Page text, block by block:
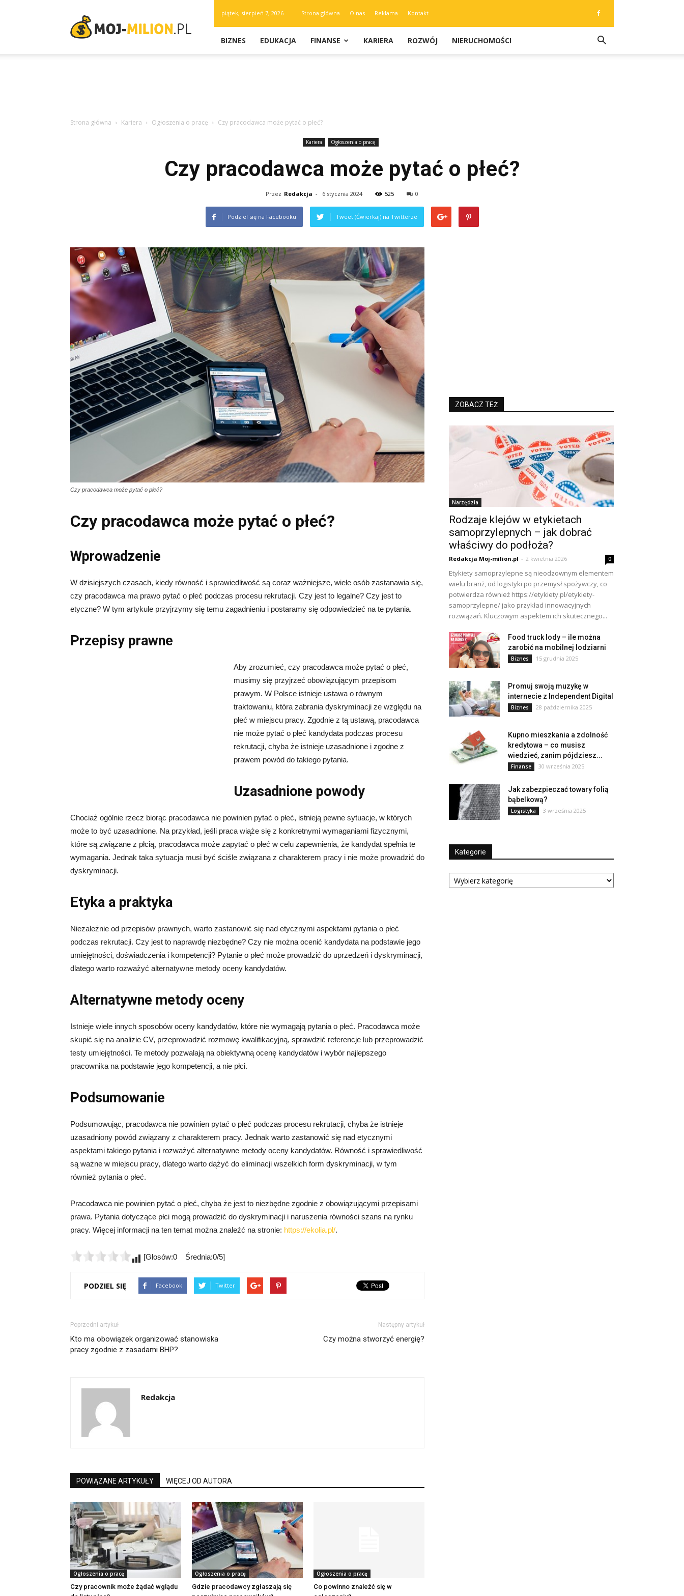
milion.pl
piątek, sierpień 7, 2026 Strona główna O nas Reklama Kontakt
BIZNES EDUKACJA FINANSE KARIERA ROZWÓJ NIERUCHOMOŚCI
Strona główna Kariera Ogłoszenia o pracę Czy pracodawca może pytać o płeć?
Kariera Ogłoszenia o pracę
Czy pracodawca może pytać o płeć?
Przez Redakcja - 6 stycznia 2024 525 0
Podziel się na Facebooku Tweet (Ćwierkaj) na Twitterze
Czy pracodawca może pytać o płeć?
Czy pracodawca może pytać o płeć?
Wprowadzenie
W dzisiejszych czasach, kiedy równość i sprawiedliwość są coraz ważniejsze, wiele osób zastanawia się,
czy pracodawca ma prawo pytać o płeć podczas procesu rekrutacji. Czy jest to legalne? Czy jest to
etyczne? W tym artykule przyjrzymy się temu zagadnieniu i postaramy się odpowiedzieć na te pytania.
Przepisy prawne
Aby zrozumieć, czy pracodawca może pytać o płeć,
musimy się przyjrzeć obowiązującym przepisom
prawym. W Polsce istnieje ustawa o równym
traktowaniu, która zabrania dyskryminacji ze względu na
płeć w miejscu pracy. Zgodnie z tą ustawą, pracodawca
nie może pytać o płeć kandydata podczas procesu
rekrutacji, chyba że istnieje uzasadnione i zgodne z
prawem powód do takiego pytania.
Uzasadnione powody
Chociaż ogólnie rzecz biorąc pracodawca nie powinien pytać o płeć, istnieją pewne sytuacje, w których
może to być uzasadnione. Na przykład, jeśli praca wiąże się z konkretnymi wymaganiami fizycznymi,
które są związane z płcią, pracodawca może zapytać o płeć w celu zapewnienia, że kandydat spełnia te
wymagania. Jednak taka sytuacja musi być ściśle związana z charakterem pracy i nie może prowadzić do
dyskryminacji.
Etyka a praktyka
Niezależnie od przepisów prawnych, warto zastanowić się nad etycznymi aspektami pytania o płeć
podczas rekrutacji. Czy jest to naprawdę niezbędne? Czy nie można ocenić kandydata na podstawie jego
umiejętności, doświadczenia i kompetencji? Pytanie o płeć może prowadzić do uprzedzeń i dyskryminacji,
dlatego warto rozważyć alternatywne metody oceny kandydatów.
Alternatywne metody oceny
Istnieje wiele innych sposobów oceny kandydatów, które nie wymagają pytania o płeć. Pracodawca może
skupić się na analizie CV, przeprowadzić rozmowę kwalifikacyjną, sprawdzić referencje lub przeprowadzić
testy umiejętności. Te metody pozwalają na obiektywną ocenę kandydatów i wybór najlepszego
pracownika na podstawie jego kompetencji, a nie płci.
Podsumowanie
Podsumowując, pracodawca nie powinien pytać o płeć podczas procesu rekrutacji, chyba że istnieje
uzasadniony powód związany z charakterem pracy. Jednak warto zastanowić się nad etycznymi
aspektami takiego pytania i rozważyć alternatywne metody oceny kandydatów. Równość i sprawiedliwość
są ważne w miejscu pracy, dlatego warto dążyć do eliminacji wszelkich form dyskryminacji, w tym
również pytania o płeć.
Pracodawca nie powinien pytać o płeć, chyba że jest to niezbędne zgodnie z obowiązującymi przepisami
prawa. Pytania dotyczące płci mogą prowadzić do dyskryminacji i naruszenia równości szans na rynku
pracy. Więcej informacji na ten temat można znaleźć na stronie: https://ekolia.pl/.
[Głosów:0 Średnia:0/5]
PODZIEL SIĘ Facebook Twitter
Poprzedni artykuł
Kto ma obowiązek organizować stanowiska
pracy zgodnie z zasadami BHP?
Następny artykuł
Czy można stworzyć energię?
Redakcja
POWIĄZANE ARTYKUŁY WIĘCEJ OD AUTORA
Ogłoszenia o pracę
Czy pracownik może żądać wglądu
Ogłoszenia o pracę
Gdzie pracodawcy zgłaszają się
Ogłoszenia o pracę
Co powinno znaleźć się w
ZOBACZ TEŻ
Narzędzia
Rodzaje klejów w etykietach
samoprzylepnych – jak dobrać
właściwy do podłoża?
Redakcja Moj-milion.pl - 2 kwietnia 2026 0
Etykiety samoprzylepne są nieodzownym elementem
wielu branż, od logistyki po przemysł spożywczy, co
potwierdza również https://etykiety.pl/etykiety-
samoprzylepne/ jako przykład innowacyjnych
rozwiązań. Kluczowym aspektem ich skutecznego...
Food truck lody – ile można
zarobić na mobilnej lodziarni
Biznes 15 grudnia 2025
Promuj swoją muzykę w
internecie z Independent Digital
Biznes 28 października 2025
Kupno mieszkania a zdolność
kredytowa – co musisz
wiedzieć, zanim pójdziesz...
Finanse 30 września 2025
Jak zabezpieczać towary folią
bąbelkową?
Logistyka 3 września 2025
Kategorie
Kategorie